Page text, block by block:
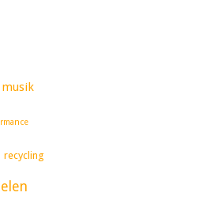
musik
recycling